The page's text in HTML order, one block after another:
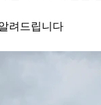
려드립니다